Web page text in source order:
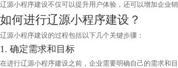
辽源小程序建设不仅可以提升用户体验，还可以增加企业
如何进行辽源小程序建设？
辽源小程序建设的过程包括以下几个关键步骤：
1. 确定需求和目标
在进行辽源小程序建设之前，企业需要明确自己的需求和